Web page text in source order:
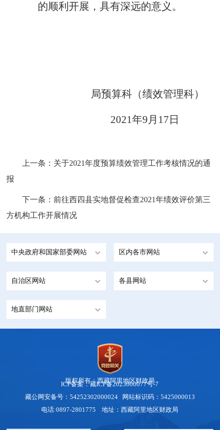
的顺利开展，具有深远的意义。
局预算科（绩效管理科）
2021年9月17日
上一条： 关于2021年度预算绩效管理工作考核情况的通
报
下一条：前往西四县实地督促检查2021年绩效评价第三
方机构工作开展情况
中央政府和国家部委网站 区内各市网站
自治区网站 各县网站
地直部门网站
版权所有：西藏阿里地区财政局
ICP备案：藏ICP备2023000077号-7
藏公网安备号： 54252302000024网站标识码：5425000013
电话:0897-2801775 地址：西藏阿里地区财政局